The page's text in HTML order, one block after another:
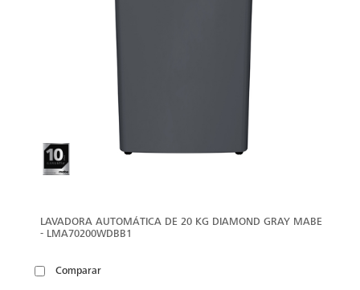
LAVADORA AUTOMÁTICA DE 20 KG DIAMOND GRAY MABE
- LMA70200WDBB1
Comparar